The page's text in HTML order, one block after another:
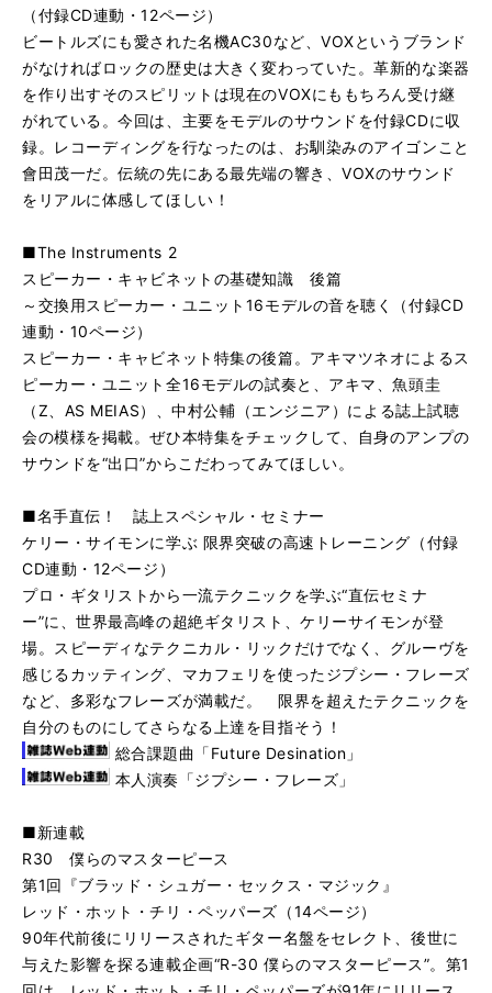
（付録CD連動・12ページ）
ビートルズにも愛された名機AC30など、VOXというブランド
がなければロックの歴史は大きく変わっていた。革新的な楽器
を作り出すそのスピリットは現在のVOXにももちろん受け継
がれている。今回は、主要をモデルのサウンドを付録CDに収
録。レコーディングを行なったのは、お馴染みのアイゴンこと
會田茂一だ。伝統の先にある最先端の響き、VOXのサウンド
をリアルに体感してほしい！
■The Instruments 2
スピーカー・キャビネットの基礎知識 後篇
～交換用スピーカー・ユニット16モデルの音を聴く（付録CD
連動・10ページ）
スピーカー・キャビネット特集の後篇。アキマツネオによるス
ピーカー・ユニット全16モデルの試奏と、アキマ、魚頭圭
（Z、AS MEIAS）、中村公輔（エンジニア）による誌上試聴
会の模様を掲載。ぜひ本特集をチェックして、自身のアンプの
サウンドを“出口”からこだわってみてほしい。
■名手直伝！ 誌上スペシャル・セミナー
ケリー・サイモンに学ぶ 限界突破の高速トレーニング（付録
CD連動・12ページ）
プロ・ギタリストから一流テクニックを学ぶ“直伝セミナ
ー”に、世界最高峰の超絶ギタリスト、ケリーサイモンが登
場。スピーディなテクニカル・リックだけでなく、グルーヴを
感じるカッティング、マカフェリを使ったジプシー・フレーズ
など、多彩なフレーズが満載だ。 限界を超えたテクニックを
自分のものにしてさらなる上達を目指そう！
総合課題曲「Future Desination」
本人演奏「ジプシー・フレーズ」
■新連載
R30 僕らのマスターピース
第1回『ブラッド・シュガー・セックス・マジック』
レッド・ホット・チリ・ペッパーズ（14ページ）
90年代前後にリリースされたギター名盤をセレクト、後世に
与えた影響を探る連載企画“R-30 僕らのマスターピース”。第1